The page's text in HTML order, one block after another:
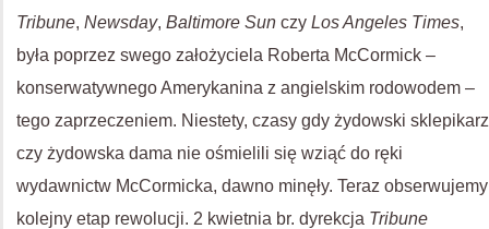
Tribune, Newsday, Baltimore Sun czy Los Angeles Times,
była poprzez swego założyciela Roberta McCormick –
konserwatywnego Amerykanina z angielskim rodowodem –
tego zaprzeczeniem. Niestety, czasy gdy żydowski sklepikarz
czy żydowska dama nie ośmielili się wziąć do ręki
wydawnictw McCormicka, dawno minęły. Teraz obserwujemy
kolejny etap rewolucji. 2 kwietnia br. dyrekcja Tribune